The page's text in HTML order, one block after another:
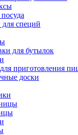
специй
для бутылок
приготовления
доски